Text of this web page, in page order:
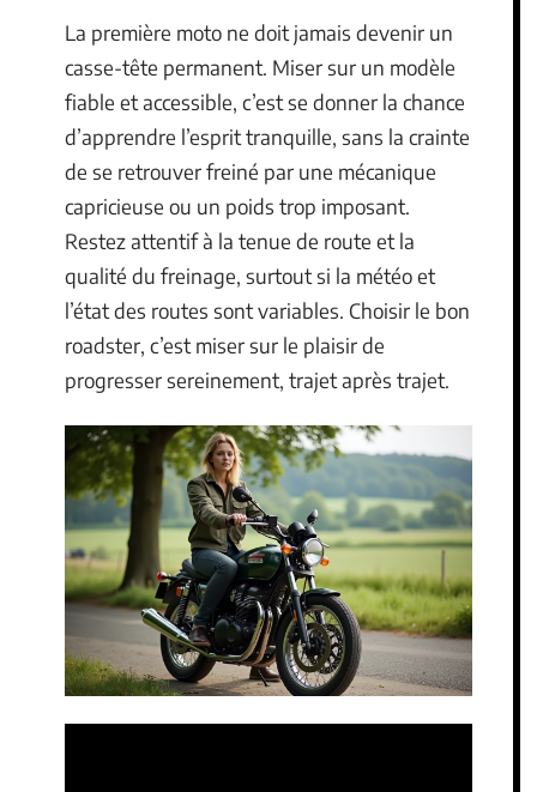
La première moto ne doit jamais devenir un
casse-tête permanent. Miser sur un modèle
fiable et accessible, c’est se donner la chance
d’apprendre l’esprit tranquille, sans la crainte
de se retrouver freiné par une mécanique
capricieuse ou un poids trop imposant.
Restez attentif à la tenue de route et la
qualité du freinage, surtout si la météo et
l’état des routes sont variables. Choisir le bon
roadster, c’est miser sur le plaisir de
progresser sereinement, trajet après trajet.